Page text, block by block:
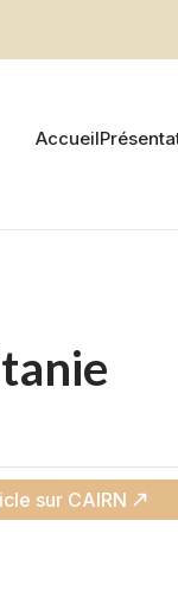
Accueil
sur CAIRN